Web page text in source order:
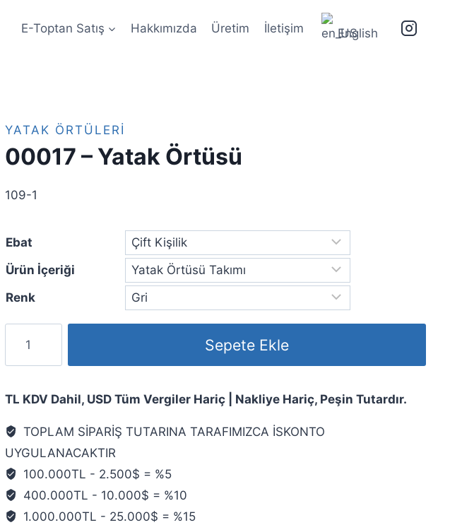
E-Toptan Satış Hakkımızda Üretim İletişim English
YATAK ÖRTÜLERI
00017 – Yatak Örtüsü
109-1
Ebat
Ürün İçeriği
Renk
Sepete Ekle
TL KDV Dahil, USD Tüm Vergiler Hariç | Nakliye Hariç, Peşin Tutardır.
TOPLAM SİPARİŞ TUTARINA TARAFIMIZCA İSKONTO
UYGULANACAKTIR
100.000TL - 2.500$ = %5
400.000TL - 10.000$ = %10
1.000.000TL - 25.000$ = %15